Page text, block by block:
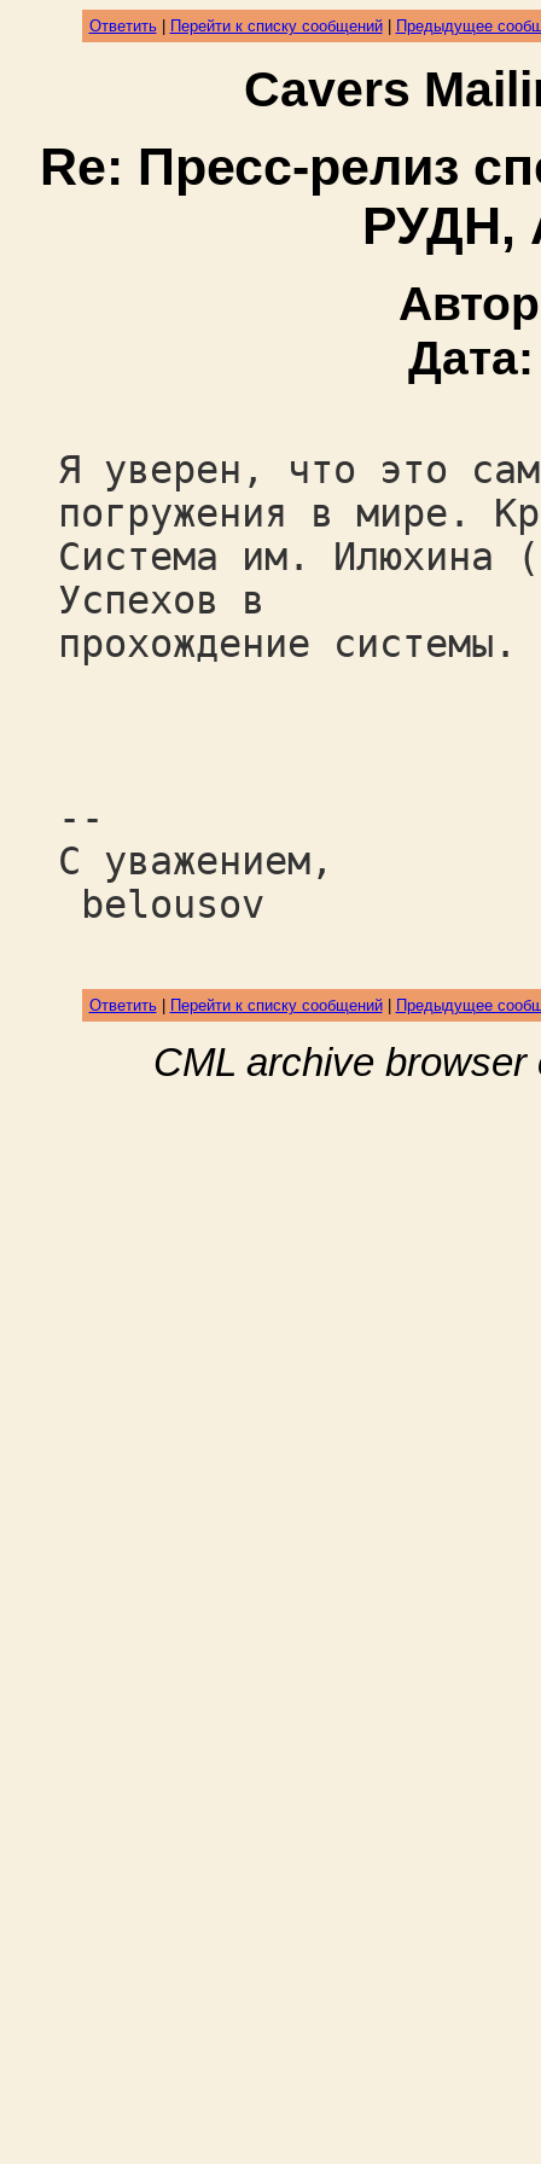
Ответить| Перейти к списку сообщений| Предыдущее
Cavers
Re: Пресс-релиз
РУДН,
Я уверен, что это
погружения в мире.
Система им. Илюхина
Успехов в
прохождение системы.
--
С уважением,
belousov
Ответить| Перейти к списку сообщений| Предыдущее
CML archive